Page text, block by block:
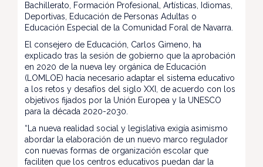
Bachillerato, Formación Profesional, Artísticas, Idiomas,
Deportivas, Educación de Personas Adultas o
Educación Especial de la Comunidad Foral de Navarra.
El consejero de Educación, Carlos Gimeno, ha
explicado tras la sesión de gobierno que la aprobación
en 2020 de la nueva ley orgánica de Educación
(LOMLOE) hacía necesario adaptar el sistema educativo
a los retos y desafíos del siglo XXI, de acuerdo con los
objetivos fijados por la Unión Europea y la UNESCO
para la década 2020-2030.
“La nueva realidad social y legislativa exigía asimismo
abordar la elaboración de un nuevo marco regulador
con nuevas formas de organización escolar que
faciliten que los centros educativos puedan dar la